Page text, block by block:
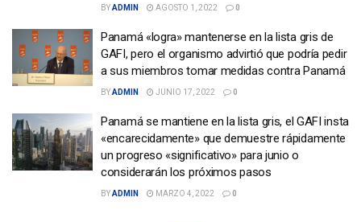
BYADMIN AGOSTO 1, 2022 0
Panamá «logra» mantenerse en la lista gris de
GAFI, pero el organismo advirtió que podría pedir
a sus miembros tomar medidas contra Panamá
BYADMIN JUNIO 17, 2022 0
Panamá se mantiene en la lista gris, el GAFI insta
«encarecidamente» que demuestre rápidamente
un progreso «significativo» para junio o
considerarán los próximos pasos
BYADMIN MARZO 4, 2022 0